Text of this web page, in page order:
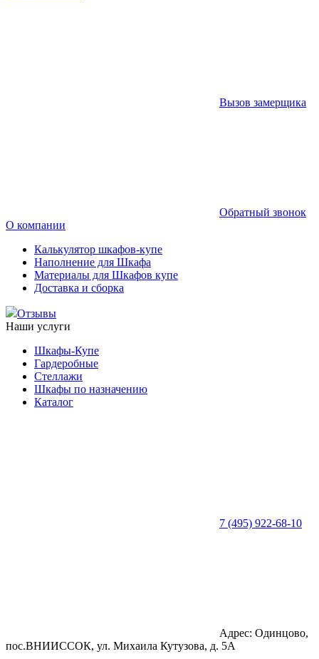
Вызов замерщика
Обратный звонок
О компании
Калькулятор шкафов-купе
Наполнение для Шкафа
Материалы для Шкафов купе
Доставка и сборка
Отзывы
Наши услуги
Шкафы-Купе
Гардеробные
Стеллажи
Шкафы по назначению
Каталог
7 (495) 922-68-10
Адрес: Одинцово,
пос.ВНИИССОК, ул. Михаила Кутузова, д. 5А